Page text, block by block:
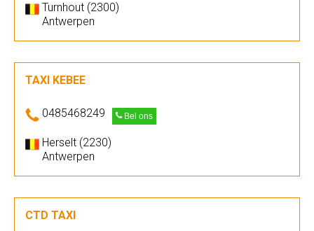
Turnhout (2300)
Antwerpen
TAXI KEBEE
0485468249 Bel ons
Herselt (2230)
Antwerpen
CTD TAXI